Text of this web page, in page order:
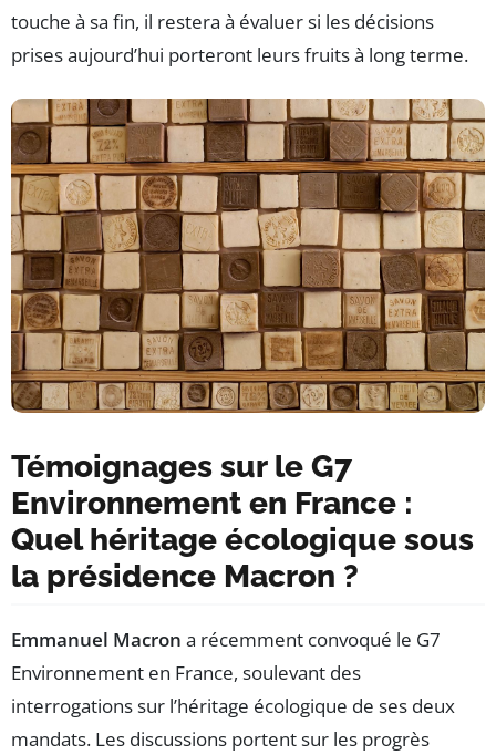
touche à sa fin, il restera à évaluer si les décisions
prises aujourd’hui porteront leurs fruits à long terme.
Témoignages sur le G7
Environnement en France :
Quel héritage écologique sous
la présidence Macron ?
Emmanuel Macron a récemment convoqué le G7
Environnement en France, soulevant des
interrogations sur l’héritage écologique de ses deux
mandats. Les discussions portent sur les progrès